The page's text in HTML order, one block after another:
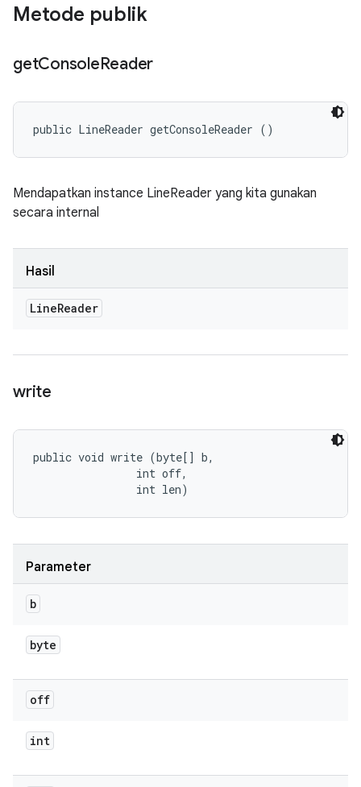
Metode publik
getConsoleReader
public LineReader getConsoleReader ()
Mendapatkan instance LineReader yang kita gunakan
secara internal
Hasil
LineReader
write
public void write (byte[] b,
                int off,
                int len)
Parameter
b
byte
off
int